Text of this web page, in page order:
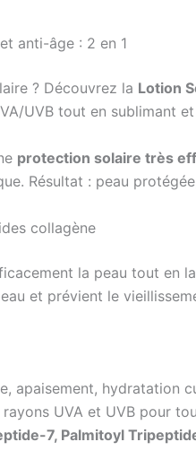
anti-âge : 2 en 1
? Découvrez la Lotion
UVB tout en sublimant
protection solaire très
Résultat : peau
collagène
la peau tout en
et prévient le
apaisement, hydratation
UVA et UVB pour
7, Palmitoyl